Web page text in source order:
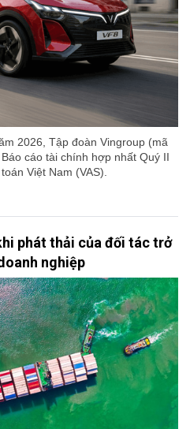
2026, Tập đoàn Vingroup (mã
cáo tài chính hợp nhất Quý II
Việt Nam (VAS).
phát thải của đối tác trở
nghiệp